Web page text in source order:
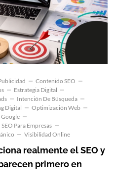
Contenido SEO
Estrategia Digital
Intención De Búsqueda
Digital
Optimización Web
SEO Para Empresas
Visibilidad Online
realmente el SEO y
primero en